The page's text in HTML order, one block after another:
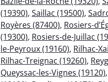
(19390), Saillac (19500),
Royères (87400), Rosiers-
(19300), Rosiers-de-Juillac
le-Peyroux (19160), Rilhac-
Rilhac-Treignac (19260),
Queyssac-les-Vignes (19120),